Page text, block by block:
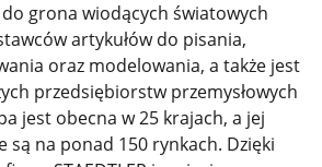
do grona wiodących światowych
artykułów do pisania,
oraz modelowania, a także jest
przedsiębiorstw przemysłowych
jest obecna w 25 krajach, a jej
na ponad 150 rynkach. Dzięki